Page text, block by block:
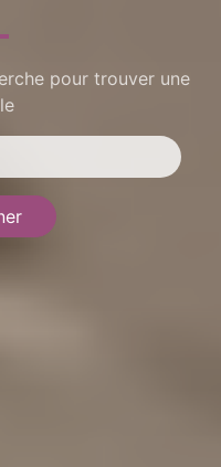
pour trouver une